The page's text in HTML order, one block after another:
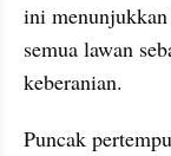
ini
semua lawan
keberanian.
Puncak